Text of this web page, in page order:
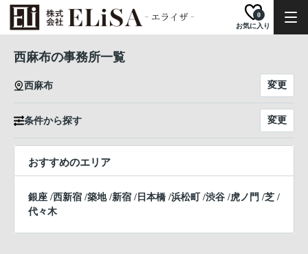
お気に入り
0
西麻布の事務所一覧
西麻布 変更
条件から探す 変更
おすすめのエリア
銀座 /西新宿 /築地/新宿 / 日本橋 /浜松町 /渋谷 /虎ノ門 /芝 /
代々木